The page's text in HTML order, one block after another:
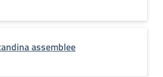
assemblee